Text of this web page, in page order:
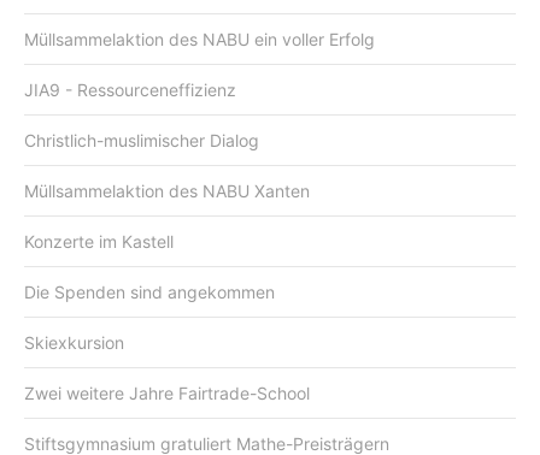
Müllsammelaktion des NABU ein voller Erfolg
JIA9 - Ressourceneffizienz
Christlich-muslimischer Dialog
Müllsammelaktion des NABU Xanten
Konzerte im Kastell
Die Spenden sind angekommen
Skiexkursion
Zwei weitere Jahre Fairtrade-School
Stiftsgymnasium gratuliert Mathe-Preisträgern